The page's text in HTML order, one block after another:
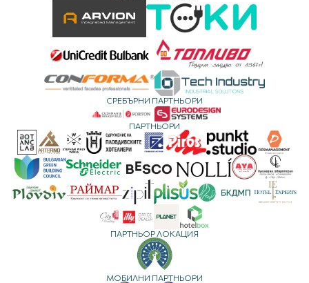
СРЕБЪРНИ ПАРТНЬОРИ
ПАРТНЬОРИ
ПАРТНЬОР ЛОКАЦИЯ
МОБИЛНИ ПАРТНЬОРИ